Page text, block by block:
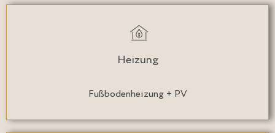
Heizung
Fußbodenheizung + PV